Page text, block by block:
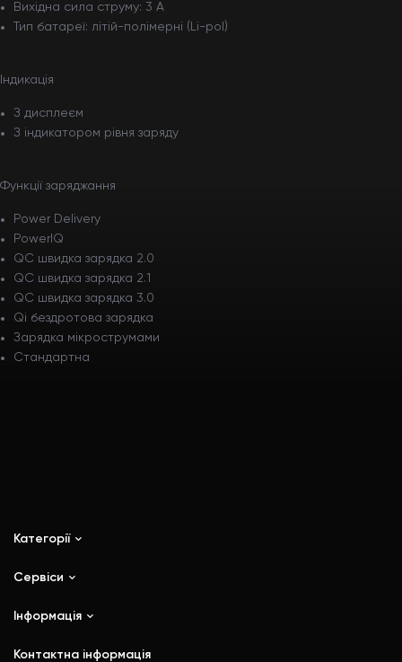
Вихідна сила струму: 3 А
Тип батареї: літій-полімерні (Li-pol)
Індикація
З дисплеєм
З індикатором рівня заряду
Функції заряджання
Power Delivery
PowerIQ
QC швидка зарядка 2.0
QC швидка зарядка 2.1
QC швидка зарядка 3.0
Qi бездротова зарядка
Зарядка мікрострумами
Стандартна
Категорії
iPhone
iPad
Watch
Сервіси
Ремонт
Trade In
Інформація
Контактна інформація